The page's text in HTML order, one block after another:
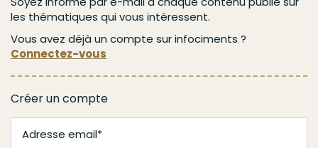
les thématiques qui vous intéressent.
Vous avez déjà un compte sur infociments ?
Connectez-vous
Créer un compte